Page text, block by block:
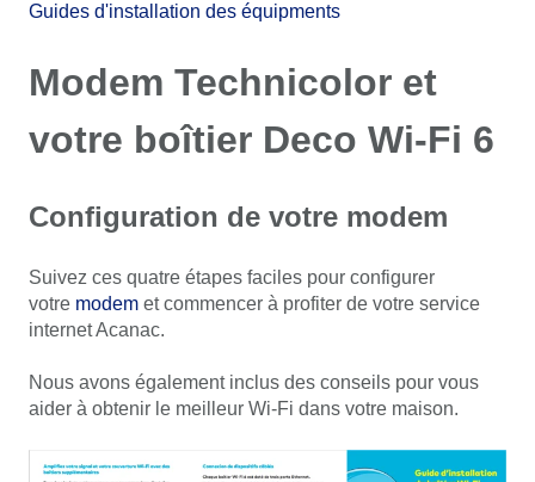
Guides d'installation des équipments
Modem Technicolor et
votre boîtier Deco Wi-Fi 6
Configuration de votre modem
Suivez ces quatre étapes faciles pour configurer
votre modem et commencer à profiter de votre service
internet Acanac.
Nous avons également inclus des conseils pour vous
aider à obtenir le meilleur Wi-Fi dans votre maison.